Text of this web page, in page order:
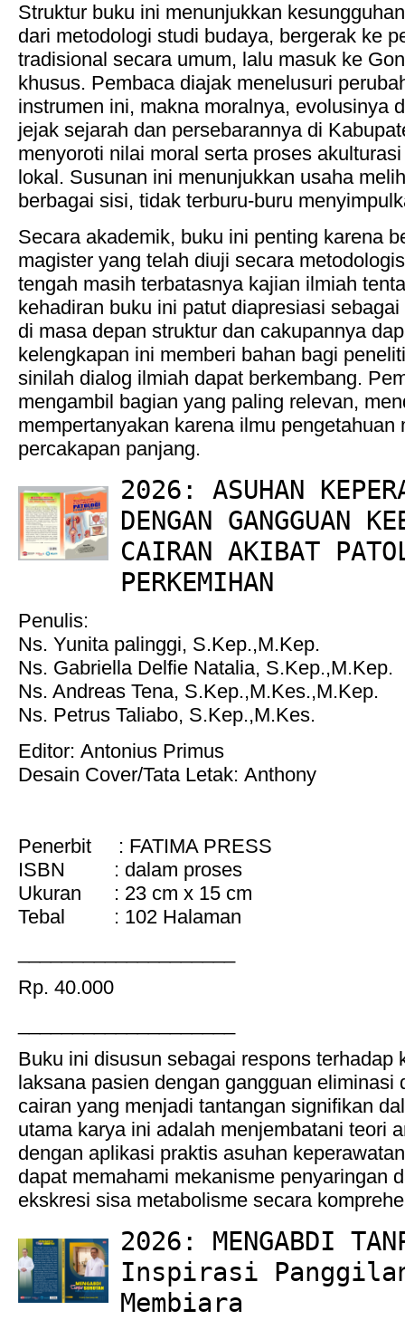
Struktur buku ini menunjukkan
dari metodologi studi budaya, bergerak ke
tradisional secara umum, lalu masuk ke
khusus. Pembaca diajak menelusuri
instrumen ini, makna moralnya, evolusinya
jejak sejarah dan persebarannya di
menyoroti nilai moral serta proses
lokal. Susunan ini menunjukkan usaha
berbagai sisi, tidak terburu-buru
Secara akademik, buku ini penting karena
magister yang telah diuji secara
tengah masih terbatasnya kajian ilmiah
kehadiran buku ini patut diapresiasi
di masa depan struktur dan cakupannya
kelengkapan ini memberi bahan bagi
sinilah dialog ilmiah dapat berkembang.
mengambil bagian yang paling relevan,
mempertanyakan karena ilmu pengetahuan
percakapan panjang.
2026: ASUHAN
DENGAN GANGGUAN
CAIRAN AKIBAT
PERKEMIHAN
Penulis:
Ns. Yunita palinggi, S.Kep.,M.Kep.
Ns. Gabriella Delfie Natalia, S.Kep.,M.Kep.
Ns. Andreas Tena, S.Kep.,M.Kes.,M.Kep.
Ns. Petrus Taliabo, S.Kep.,M.Kes.
Editor: Antonius Primus
Desain Cover/Tata Letak: Anthony
Penerbit : FATIMA PRESS
ISBN : dalam proses
Ukuran : 23 cm x 15 cm
Tebal : 102 Halaman
Rp. 40.000
Buku ini disusun sebagai respons terhadap
laksana pasien dengan gangguan eliminasi
cairan yang menjadi tantangan signifikan
utama karya ini adalah menjembatani teori
dengan aplikasi praktis asuhan
dapat memahami mekanisme penyaringan
ekskresi sisa metabolisme secara
2026: MENGABDI
Inspirasi
Membiara